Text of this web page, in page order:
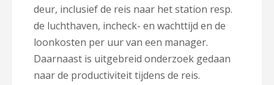
deur, inclusief de reis naar het station resp.
de luchthaven, incheck- en wachttijd en de
loonkosten per uur van een manager.
Daarnaast is uitgebreid onderzoek gedaan
naar de productiviteit tijdens de reis.